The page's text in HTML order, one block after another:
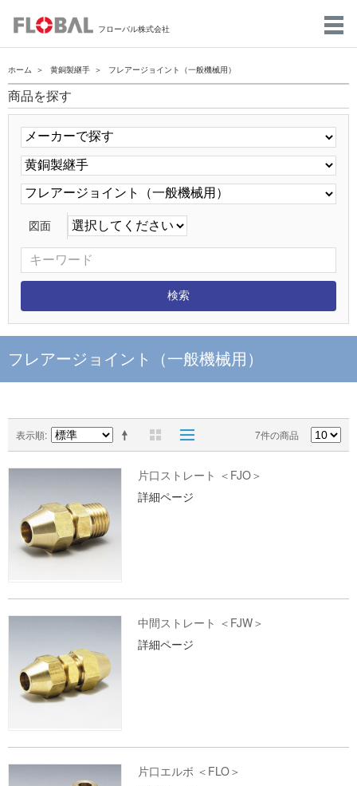
フローバル株式会社
ホーム 黄銅製継手 フレアージョイント（一般機械用）
商品を探す
図面
フレアージョイント（一般機械用）
表示順 7件の商品
片口ストレート ＜FJO＞
詳細ページ
中間ストレート ＜FJW＞
詳細ページ
片口エルボ ＜FLO＞